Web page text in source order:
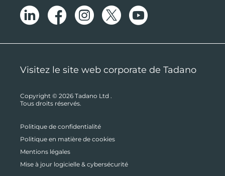
Visitez le site web corporate de Tadano
Copyright © 2026 Tadano Ltd .
Tous droits réservés.
Politique de confidentialité
Politique en matière de cookies
Mentions légales
Mise à jour logicielle & cybersécurité